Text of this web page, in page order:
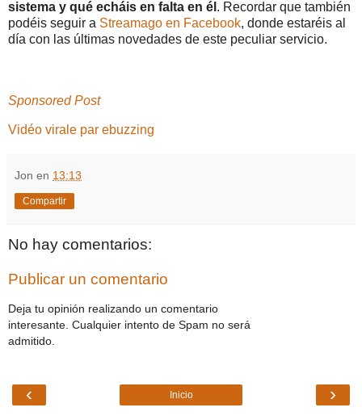
sistema y qué echáis en falta en él . Recordar que también
podéis seguir a Streamago en Facebook, donde estaréis al
día con las últimas novedades de este peculiar servicio.
Sponsored Post
Vidéo virale par ebuzzing
Jon en 13:13
Compartir
No hay comentarios:
Publicar un comentario
Deja tu opinión realizando un comentario
interesante. Cualquier intento de Spam no será
admitido.
‹ ›
Inicio